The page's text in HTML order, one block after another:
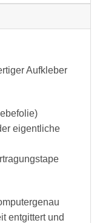
Aufkleber
eigentliche
entgittert und